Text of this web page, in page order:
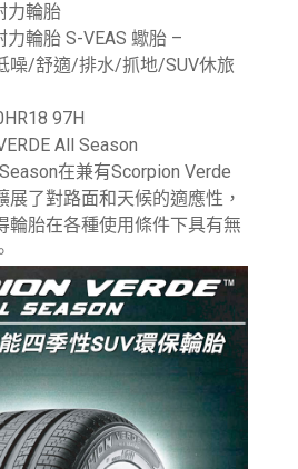
力輪胎
輪胎 S-VEAS 蠍胎 –
噪/舒適/排水/抓地/SUV休旅
97H
All Season
在兼有Scorpion Verde
展了對路面和天候的適應性，
輪胎在各種使用條件下具有無